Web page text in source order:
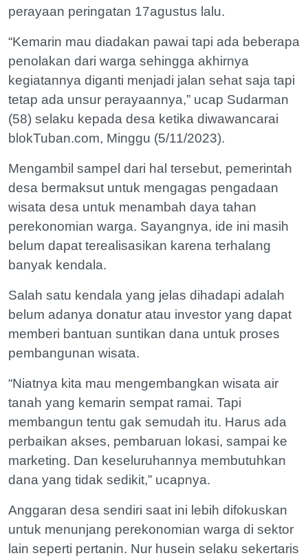
perayaan peringatan 17agustus lalu.
“Kemarin mau diadakan pawai tapi ada beberapa
penolakan dari warga sehingga akhirnya
kegiatannya diganti menjadi jalan sehat saja tapi
tetap ada unsur perayaannya,” ucap Sudarman
(58) selaku kepada desa ketika diwawancarai
blokTuban.com, Minggu (5/11/2023).
Mengambil sampel dari hal tersebut, pemerintah
desa bermaksut untuk mengagas pengadaan
wisata desa untuk menambah daya tahan
perekonomian warga. Sayangnya, ide ini masih
belum dapat terealisasikan karena terhalang
banyak kendala.
Salah satu kendala yang jelas dihadapi adalah
belum adanya donatur atau investor yang dapat
memberi bantuan suntikan dana untuk proses
pembangunan wisata.
“Niatnya kita mau mengembangkan wisata air
tanah yang kemarin sempat ramai. Tapi
membangun tentu gak semudah itu. Harus ada
perbaikan akses, pembaruan lokasi, sampai ke
marketing. Dan keseluruhannya membutuhkan
dana yang tidak sedikit,” ucapnya.
Anggaran desa sendiri saat ini lebih difokuskan
untuk menunjang perekonomian warga di sektor
lain seperti pertanin. Nur husein selaku sekertaris